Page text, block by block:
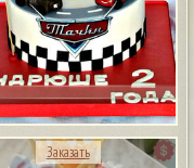
Заказать